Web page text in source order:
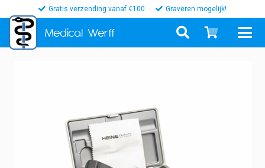
Gratis verzending vanaf €100 Graveren mogelijk!
Medical Werff